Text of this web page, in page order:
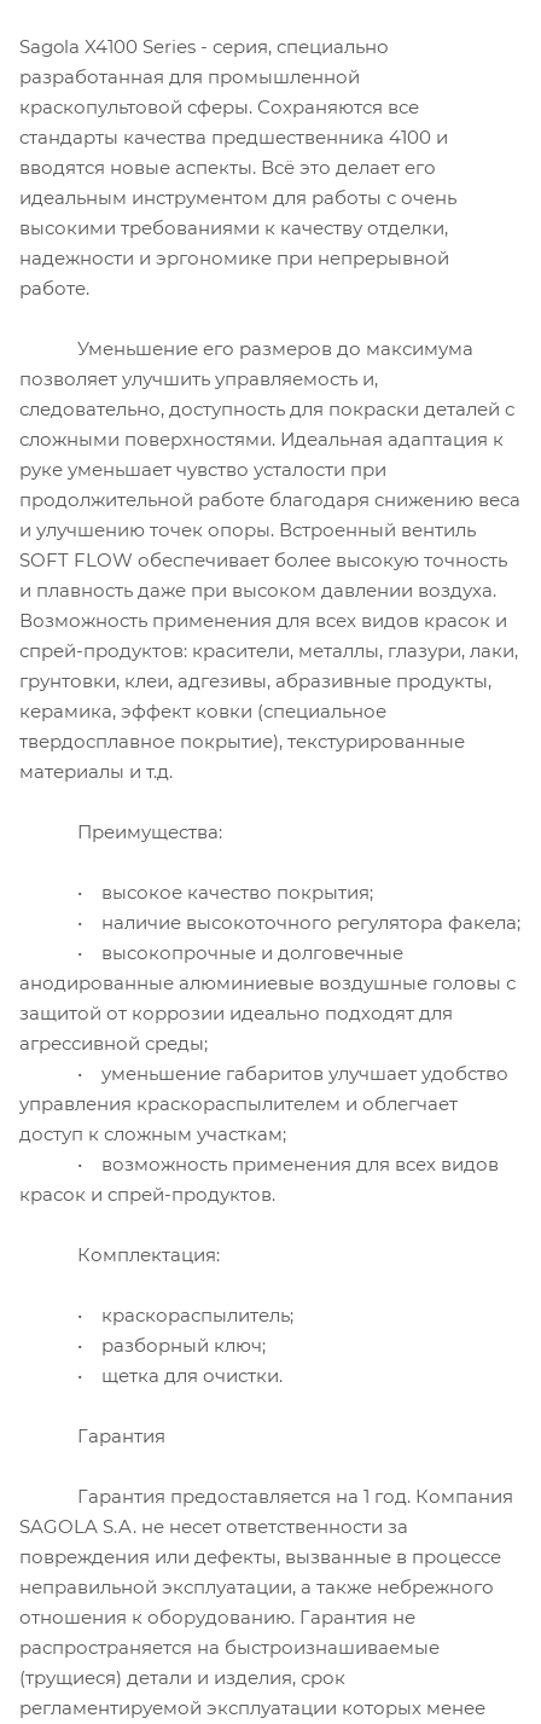
Sagola X4100 Series - серия, специально
разработанная для промышленной
краскопультовой сферы. Сохраняются все
стандарты качества предшественника 4100 и
вводятся новые аспекты. Всё это делает его
идеальным инструментом для работы с очень
высокими требованиями к качеству отделки,
надежности и эргономике при непрерывной
работе.
Уменьшение его размеров до максимума
позволяет улучшить управляемость и,
следовательно, доступность для покраски деталей с
сложными поверхностями. Идеальная адаптация к
руке уменьшает чувство усталости при
продолжительной работе благодаря снижению веса
и улучшению точек опоры. Встроенный вентиль
SOFT FLOW обеспечивает более высокую точность
и плавность даже при высоком давлении воздуха.
Возможность применения для всех видов красок и
спрей-продуктов: красители, металлы, глазури, лаки,
грунтовки, клеи, адгезивы, абразивные продукты,
керамика, эффект ковки (специальное
твердосплавное покрытие), текстурированные
материалы и т.д.
Преимущества:
• высокое качество покрытия;
• наличие высокоточного регулятора факела;
• высокопрочные и долговечные
анодированные алюминиевые воздушные головы с
защитой от коррозии идеально подходят для
агрессивной среды;
• уменьшение габаритов улучшает удобство
управления краскораспылителем и облегчает
доступ к сложным участкам;
• возможность применения для всех видов
красок и спрей-продуктов.
Комплектация:
• краскораспылитель;
• разборный ключ;
• щетка для очистки.
Гарантия
Гарантия предоставляется на 1 год. Компания
SAGOLA S.A. не несет ответственности за
повреждения или дефекты, вызванные в процессе
неправильной эксплуатации, а также небрежного
отношения к оборудованию. Гарантия не
распространяется на быстроизнашиваемые
(трущиеся) детали и изделия, срок
регламентируемой эксплуатации которых менее